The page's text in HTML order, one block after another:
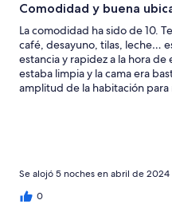
Comodidad y buena
La comodidad ha sido de 10.
café, desayuno, tilas, leche…
estancia y rapidez a la hora
estaba limpia y la cama era
amplitud de la habitación
la madera que recubre la
de estos 6 días ha sido
Se alojó 5 noches en abril de 2024
0